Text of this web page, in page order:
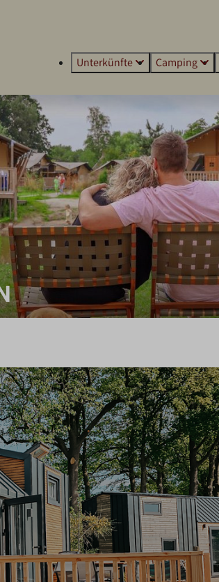
Unterkünfte Camping